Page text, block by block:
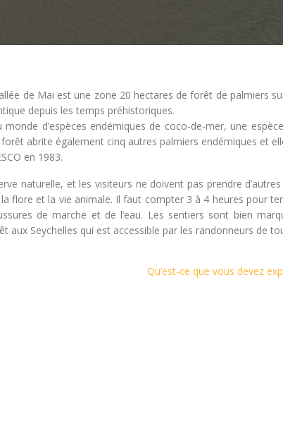
de Mai est une zone 20 hectares de forêt de palmiers
depuis les temps préhistoriques.
d’espèces endémiques de coco-de-mer, une
abrite également cinq autres palmiers endémiques et
en 1983.
naturelle, et les visiteurs ne doivent pas prendre
flore et la vie animale. Il faut compter 3 à 4 heures pour
de marche et de l’eau. Les sentiers sont bien
aux Seychelles qui est accessible par les randonneurs de
Qu’est-ce que vous devez